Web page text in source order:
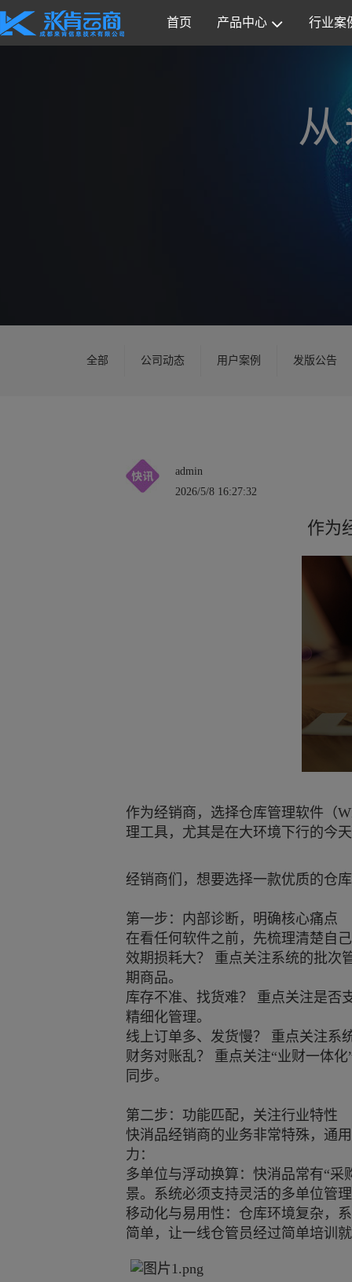
首页 产品中心 行业案
全部 公司动态 用户案例 发版公告
admin
2026/5/8 16:27:32
作为
作为经销商，选择仓库管理软件（
理工具，尤其是在大环境下行的今
经销商们，想要选择一款优质的仓
第一步：内部诊断，明确核心痛点
在看任何软件之前，先梳理清楚自
效期损耗大？ 重点关注系统的批次
期商品。
库存不准、找货难？ 重点关注是否
精细化管理。
线上订单多、发货慢？ 重点关注系
财务对账乱？ 重点关注“业财一体
同步。
第二步：功能匹配，关注行业特性
快消品经销商的业务非常特殊，通
力：
多单位与浮动换算：快消品常有“
景。系统必须支持灵活的多单位管
移动化与易用性：仓库环境复杂，
简单，让一线仓管员经过简单培训